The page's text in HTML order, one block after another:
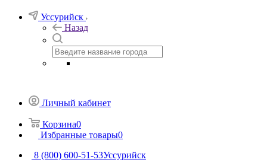
Уссурийск
Назад
Личный кабинет
Корзина0
Избранные товары0
8 (800) 600-51-53Уссурийск